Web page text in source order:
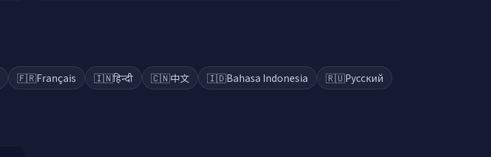
🇫🇷Français 🇮🇳हिन्दी 🇨🇳中文 🇮🇩Bahasa Indonesia 🇷🇺Русский